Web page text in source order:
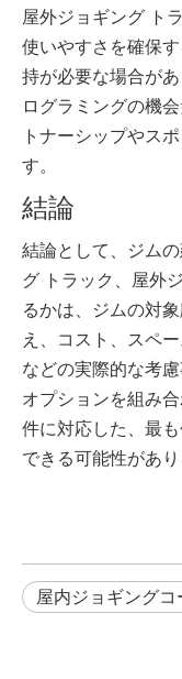
屋外ジョギング ト
使いやすさを確保
持が必要な場合が
ログラミングの機
トナーシップやス
す。
結論
結論として、ジム
グ トラック、屋外
るかは、ジムの対
え、コスト、スペ
などの実際的な考
オプションを組み
件に対応した、最
できる可能性があり
屋内ジョギングコ